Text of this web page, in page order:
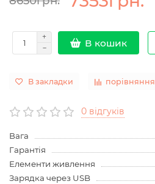
В кошик
В закладки порівняння
0 відгуків
Вага
Гарантія
Елементи живлення
Зарядка через USB